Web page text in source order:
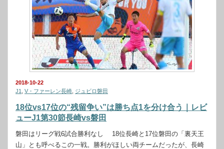
2018-10-22
J1
V・ファーレン長崎 ジュビロ磐田
18位vs17位の“残留争い”は勝ち点1を分け合う｜レビ
ューJ1第30節長崎vs磐田
磐田はリーグ戦6試合勝利なし 18位長崎と17位磐田の「裏天王
山」とも呼べるこの一戦。勝利がほしい両チームだったが、長崎